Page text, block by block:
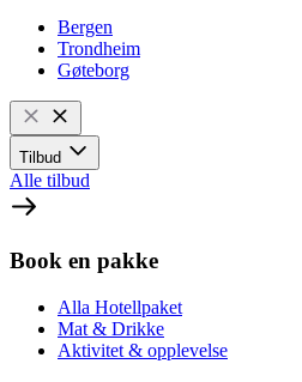
Bergen
Trondheim
Gøteborg
Tilbud
Alle tilbud
Book en pakke
Alla Hotellpaket
Mat & Drikke
Aktivitet & opplevelse